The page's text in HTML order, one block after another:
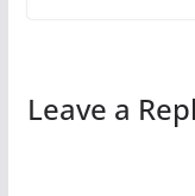
Leave a